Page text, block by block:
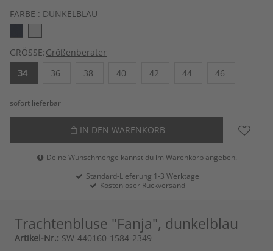
FARBE : DUNKELBLAU
GRÖSSE:Größenberater
34
36 38 40 42 44 46
sofort lieferbar
IN DEN WARENKORB
Deine Wunschmenge kannst du im Warenkorb angeben.
Standard-Lieferung 1-3 Werktage
Kostenloser Rückversand
Trachtenbluse "Fanja", dunkelblau
Artikel-Nr.: SW-440160-1584-2349